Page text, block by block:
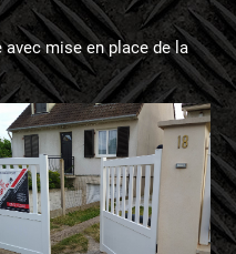
mise en place de la